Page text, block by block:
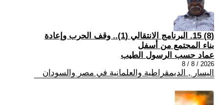
(8) 15. البرنامج الانتقالي (1).. وقف الحرب وإعادة
بناء المجتمع من أسفل
عماد حسب الرسول الطيب
2026 / 8 / 8
اليسار , الديمقراطية والعلمانية في مصر والسودان